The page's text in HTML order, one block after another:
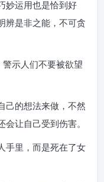
妙运用也是恰到好
辨是非之能，不可贪
警示人们不要被欲望
己的想法来做，不然
让自己受到伤害。
手里，而是死在了女